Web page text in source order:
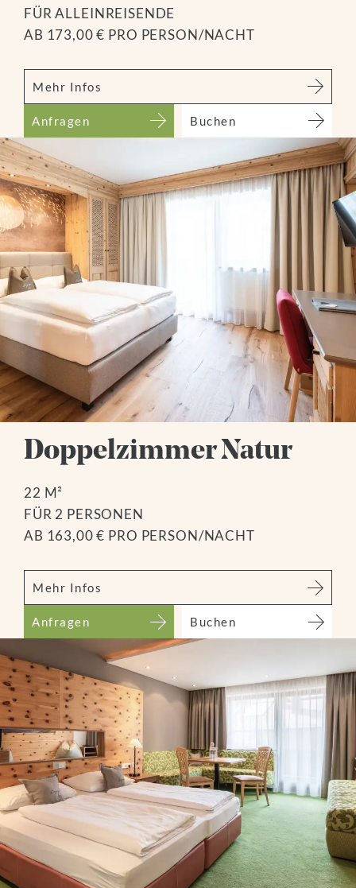
FÜR ALLEINREISENDE
AB 173,00 € PRO PERSON/NACHT
Mehr Infos
Anfragen Buchen
Doppelzimmer Natur
22 M²
FÜR 2 PERSONEN
AB 163,00 € PRO PERSON/NACHT
Mehr Infos
Anfragen Buchen